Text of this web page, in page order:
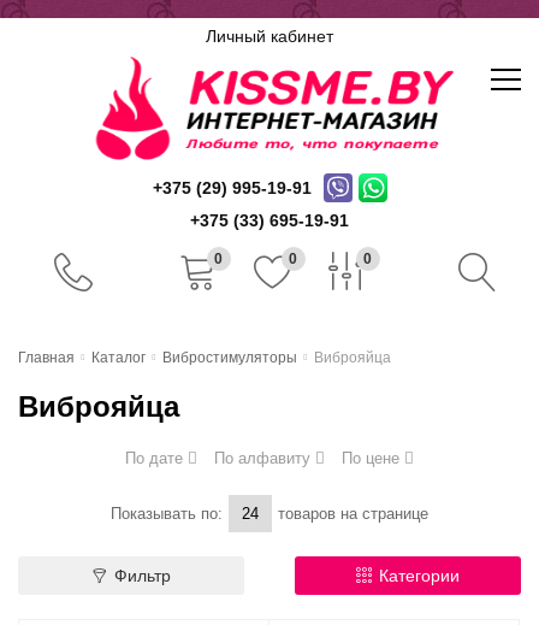
Личный кабинет
+375 (29) 995-19-91
+375 (33) 695-19-91
0 0 0
Скидочная система
Главная Каталог Вибростимуляторы Виброяйца
Виброяйца
По дате По алфавиту По цене
Показывать по: товаров на странице
Фильтр Категории